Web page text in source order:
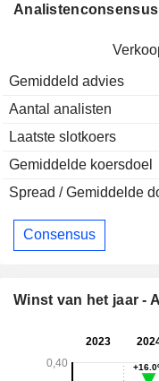
Analistenconsensus
Gemiddeld advies
Aantal analisten
Laatste slotkoers
Gemiddelde koersdoel
Spread / Gemiddelde
Consensus
Winst van het jaar -